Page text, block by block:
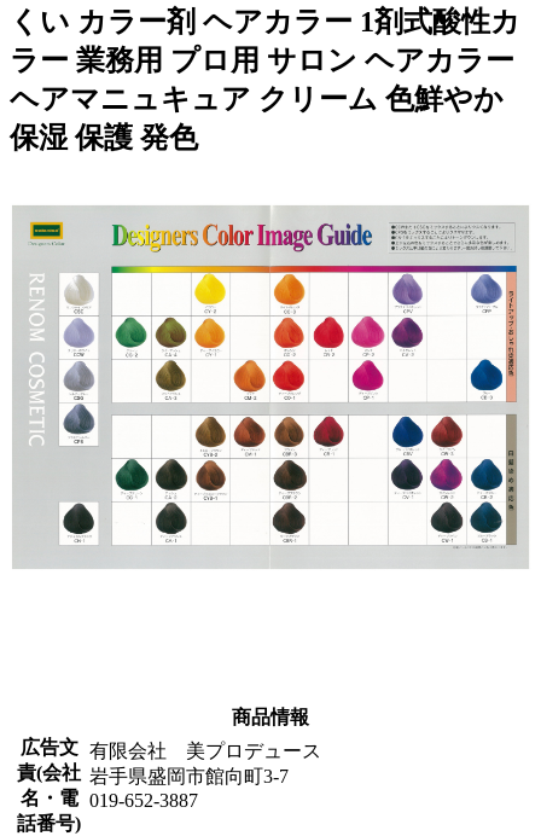
くい カラー剤 ヘアカラー 1剤式酸性カ
ラー 業務用 プロ用 サロン ヘアカラー
ヘアマニュキュア クリーム 色鮮やか
保湿 保護 発色
商品情報
広告文
責(会社
名・電
話番号)
有限会社 美プロデュース
岩手県盛岡市館向町3-7
019-652-3887